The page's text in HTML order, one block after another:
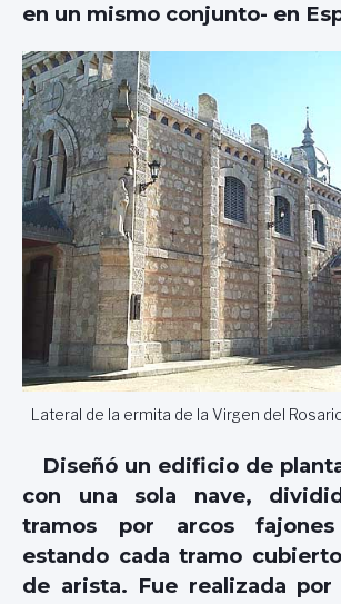
en un mismo conjunto- en
Lateral de la ermita de la Virgen del
Diseñó un edificio de
con una sola nave,
tramos por arcos fajones
estando cada tramo
de arista. Fue realizada